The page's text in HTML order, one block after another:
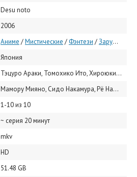
Desu noto
2006
Аниме /Мистические /Фэнтези /Зарубежные сериалы
Япония
Тэцуро Араки, Томохико Ито, Хироюки Цутия
Мамору Мияно, Сидо Накамура, Рё Наито, Наоя Утида, Кэидзи Фудзивара, Каппэи Ямагути, Ая Хирано, Кадзуя Накаи, Киёси Кобаяси, Масаки Аидзава
1-10 из 10
~ серия 20 минут
mkv
HD
51.48 GB